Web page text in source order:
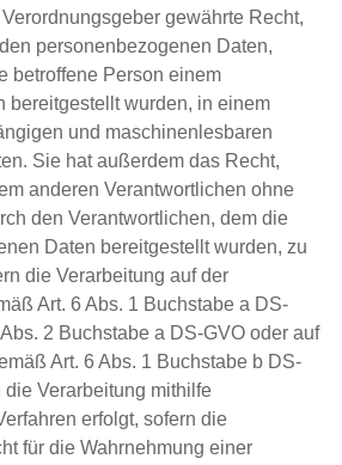
gewährte Recht,
personenbezogenen Daten,
betroffene Person einem
bereitgestellt wurden, in einem
und maschinenlesbaren
Sie hat außerdem das Recht,
anderen Verantwortlichen ohne
den Verantwortlichen, dem die
Daten bereitgestellt wurden, zu
die Verarbeitung auf der
Art. 6 Abs. 1 Buchstabe a DS-
2 Buchstabe a DS-GVO oder auf
Art. 6 Abs. 1 Buchstabe b DS-
die Verarbeitung mithilfe
erfolgt, sofern die
für die Wahrnehmung einer